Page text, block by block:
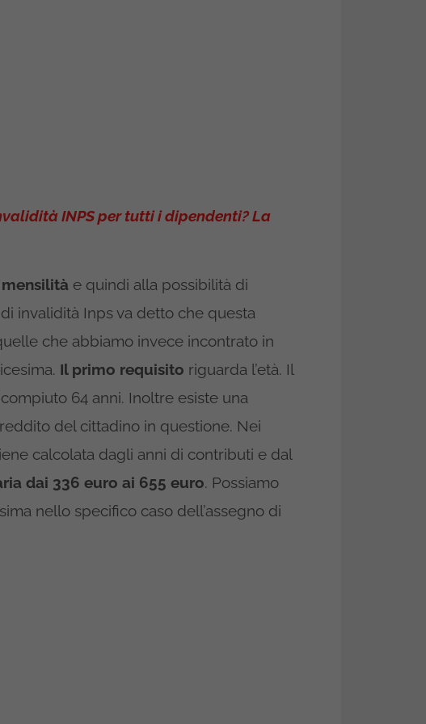
INPS per tutti i dipendenti? La
e quindi alla possibilità di
invalidità Inps va detto che questa
che abbiamo invece incontrato in
Il primo requisito riguarda l’età. Il
64 anni. Inoltre esiste una
del cittadino in questione. Nei
calcolata dagli anni di contributi e dal
dai 336 euro ai 655 euro. Possiamo
nello specifico caso dell’assegno di